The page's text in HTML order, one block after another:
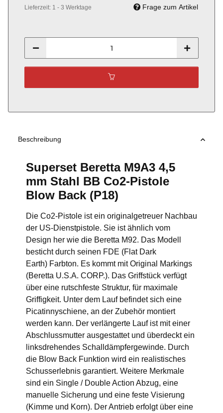
Lieferzeit: 1 - 3 Werktage Frage zum Artikel
Beschreibung
Superset Beretta M9A3 4,5
mm Stahl BB Co2-Pistole
Blow Back (P18)
Die Co2-Pistole ist ein originalgetreuer Nachbau
der US-Dienstpistole. Sie ist ähnlich vom
Design her wie die Beretta M92. Das Modell
besticht durch seinen FDE (Flat Dark
Earth) Farbton. Es kommt mit Original Markings
(Beretta U.S.A. CORP.). Das Griffstück verfügt
über eine rutschfeste Struktur, für maximale
Griffigkeit. Unter dem Lauf befindet sich eine
Picatinnyschiene, an der Zubehör montiert
werden kann. Der verlängerte Lauf ist mit einer
Abschlussmutter ausgestattet und überdeckt ein
linksdrehendes Schalldämpfergewinde. Durch
die Blow Back Funktion wird ein realistisches
Schusserlebnis garantiert. Weitere Merkmale
sind ein Single / Double Action Abzug, eine
manuelle Sicherung und eine feste Visierung
(Kimme und Korn). Der Antrieb erfolgt über eine